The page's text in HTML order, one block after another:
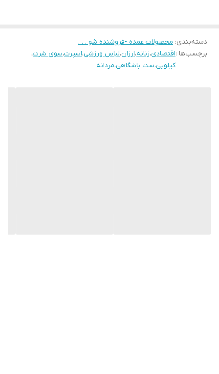
دسته‌بندی: محصولات عمده -فروشنده شو . . .
برچسب‌ها :اقتصادی،زنانه،ارزان،لباس ورزشی،اسپرت،سوی شرت،
کیلویی،ست باشگاهی،مردانه